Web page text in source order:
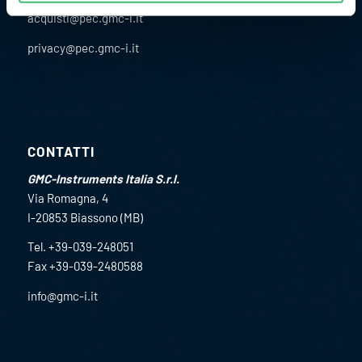
acquisti@pec.gmc-i.it
privacy@pec.gmc-i.it
CONTATTI
GMC-Instruments Italia S.r.l.
Via Romagna, 4
I-20853 Biassono (MB)
Tel. +39-039-248051
Fax +39-039-2480588
info@gmc-i.it